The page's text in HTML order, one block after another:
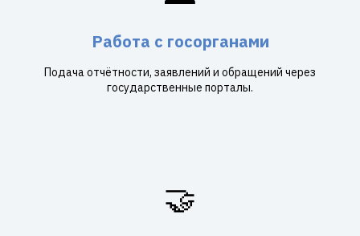
Работа с госорганами
Подача отчётности, заявлений и обращений через
государственные порталы.
🤝